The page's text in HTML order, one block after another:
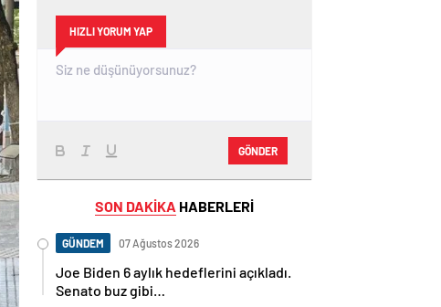
HIZLI YORUM YAP
GÖNDER
SON DAKİKA HABERLERİ
GÜNDEM 07 Ağustos 2026
Joe Biden 6 aylık hedeflerini açıkladı.
Senato buz gibi…